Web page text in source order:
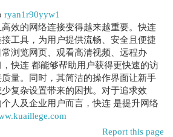
ryan1r90yyw1
效的网络连接变得越来越重要。快连
工具，为用户提供流畅、安全且便捷
浏览网页、观看高清视频、远程办
快连 都能够帮助用户获得更快速的访
量。同时，其简洁的操作界面让新手
复杂设置带来的困扰。对于追求效
人及企业用户而言，快连 是提升网络
Report this page